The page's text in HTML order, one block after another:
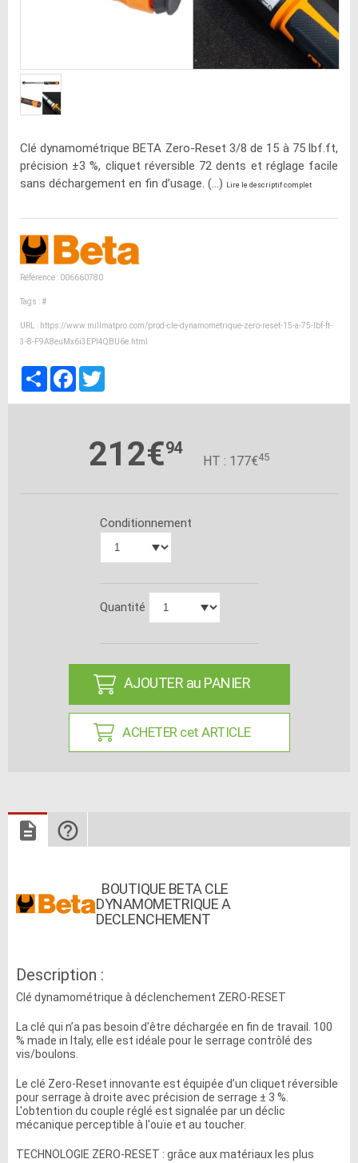
Clé dynamométrique BETA Zero-Reset 3/8 de 15 à 75 lbf.ft,
précision ±3 %, cliquet réversible 72 dents et réglage facile
sans déchargement en fin d’usage. (...)
Lire le descriptif complet
Référence : 006660780
Tags :#
URL : https://www.millmatpro.com/prod-cle-dynamometrique-zero-reset-15-a-75-lbf-ft-
3-8-F9A8euMx6i3EPI4QBU6e.html
PartagerFacebook
212€94
HT : 177€45
Conditionnement
Quantité
AJOUTER au PANIER
ACHETER cet ARTICLE
BOUTIQUE BETA CLE
DYNAMOMETRIQUE A
DECLENCHEMENT
Description :
Clé dynamométrique à déclenchement ZERO-RESET
La clé qui n’a pas besoin d'être déchargée en fin de travail. 100
% made in Italy, elle est idéale pour le serrage contrôlé des
vis/boulons.
Le clé Zero-Reset innovante est équipée d’un cliquet réversible
pour serrage à droite avec précision de serrage ± 3 %.
L'obtention du couple réglé est signalée par un déclic
mécanique perceptible à l'ouïe et au toucher.
TECHNOLOGIE ZERO-RESET : grâce aux matériaux les plus